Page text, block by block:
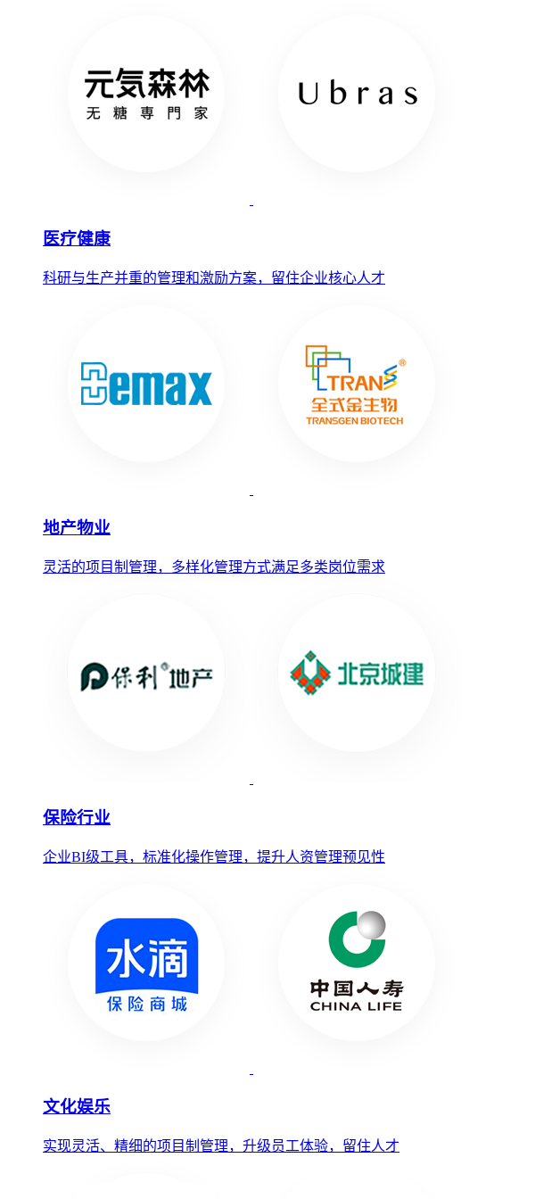
医疗健康
科研与生产并重的管理和激励方案，留住企业核心人才
地产物业
灵活的项目制管理，多样化管理方式满足多类岗位需求
保险行业
企业BI级工具，标准化操作管理，提升人资管理预见性
文化娱乐
实现灵活、精细的项目制管理，升级员工体验，留住人才